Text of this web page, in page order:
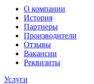
О компании
История
Партнеры
Производители
Отзывы
Вакансии
Реквизиты
Услуги